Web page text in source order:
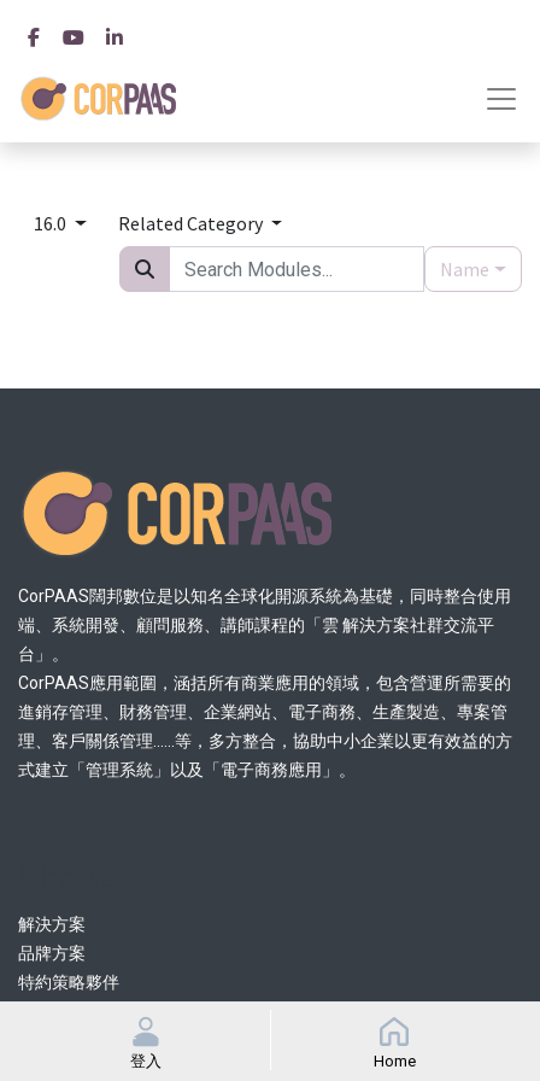
16.0
Related Category
Name
CorPAAS闊邦數位是以知名全球化開源系統為基礎，同時整合使用
端、系統開發、顧問服務、講師課程的「雲 解決方案社群交流平
台」。
CorPAAS應用範圍，涵括所有商業應用的領域，包含營運所需要的
進銷存管理、財務管理、企業網站、電子商務、生產製造、專案管
理、客戶關係管理......等，多方整合，協助中小企業以更有效益的方
式建立「管理系統」以及「電子商務應用」。
解決方案
品牌方案
特約策略夥伴
登入 Home